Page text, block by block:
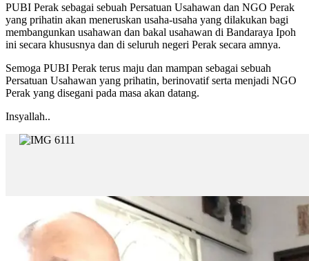
PUBI Perak sebagai sebuah Persatuan Usahawan dan NGO Perak
yang prihatin akan meneruskan usaha-usaha yang dilakukan bagi
membangunkan usahawan dan bakal usahawan di Bandaraya Ipoh
ini secara khususnya dan di seluruh negeri Perak secara amnya.
Semoga PUBI Perak terus maju dan mampan sebagai sebuah
Persatuan Usahawan yang prihatin, berinovatif serta menjadi NGO
Perak yang disegani pada masa akan datang.
Insyallah..